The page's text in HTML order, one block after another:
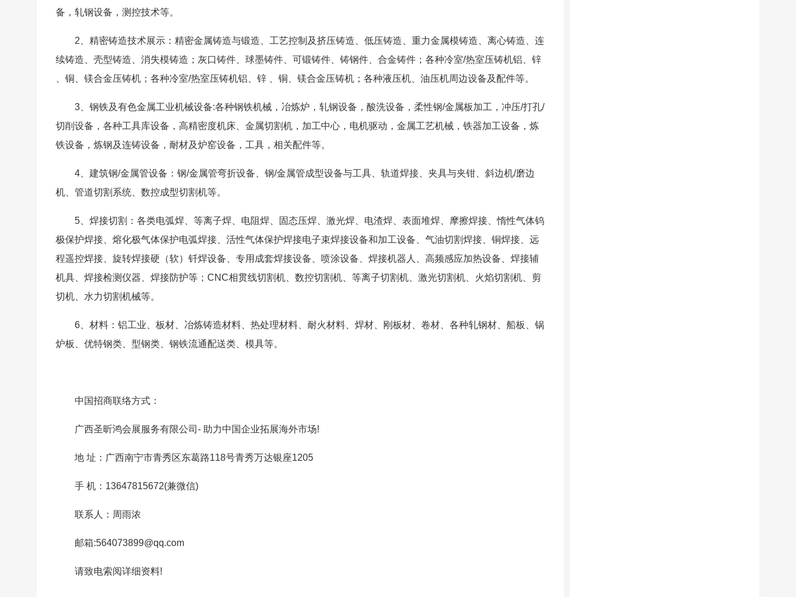
备，轧钢设备，测控技术等。
2、精密铸造技术展示：精密金属铸造与锻造、工艺控制及挤压铸造、低压铸造、重力金属模铸造、离心铸造、连
续铸造、壳型铸造、消失模铸造；灰口铸件、球墨铸件、可锻铸件、铸钢件、合金铸件；各种冷室/热室压铸机铝、锌
、铜、镁合金压铸机；各种冷室/热室压铸机铝、锌 、铜、镁合金压铸机；各种液压机、油压机周边设备及配件等。
3、钢铁及有色金属工业机械设备:各种钢铁机械，冶炼炉，轧钢设备，酸洗设备，柔性钢/金属板加工，冲压/打孔/
切削设备，各种工具库设备，高精密度机床、金属切割机，加工中心，电机驱动，金属工艺机械，铁器加工设备，炼
铁设备，炼钢及连铸设备，耐材及炉窑设备，工具，相关配件等。
4、建筑钢/金属管设备：钢/金属管弯折设备、钢/金属管成型设备与工具、轨道焊接、夹具与夹钳、斜边机/磨边
机、管道切割系统、数控成型切割机等。
5、焊接切割：各类电弧焊、等离子焊、电阻焊、固态压焊、激光焊、电渣焊、表面堆焊、摩擦焊接、惰性气体钨
极保护焊接、熔化极气体保护电弧焊接、活性气体保护焊接电子束焊接设备和加工设备、气油切割焊接、铜焊接、远
程遥控焊接、旋转焊接硬（软）钎焊设备、专用成套焊接设备、喷涂设备、焊接机器人、高频感应加热设备、焊接辅
机具、焊接检测仪器、焊接防护等；CNC相贯线切割机、数控切割机、等离子切割机、激光切割机、火焰切割机、剪
切机、水力切割机械等。
6、材料：铝工业、板材、冶炼铸造材料、热处理材料、耐火材料、焊材、刚板材、卷材、各种轧钢材、船板、锅
炉板、优特钢类、型钢类、钢铁流通配送类、模具等。
中国招商联络方式：
广西圣昕鸿会展服务有限公司- 助力中国企业拓展海外市场!
地 址：广西南宁市青秀区东葛路118号青秀万达银座1205
手 机：13647815672(兼微信)
联系人：周雨浓
邮箱:564073899@qq.com
请致电索阅详细资料!